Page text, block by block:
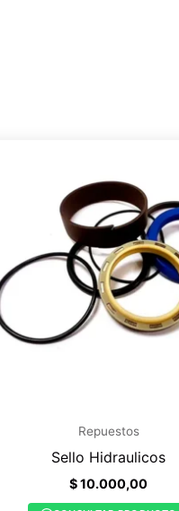
Repuestos
Sello Hidraulicos
$10.000,00